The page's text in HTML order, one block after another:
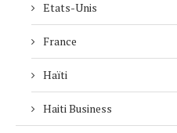
Etats-Unis
France
Haïti
Haiti Business